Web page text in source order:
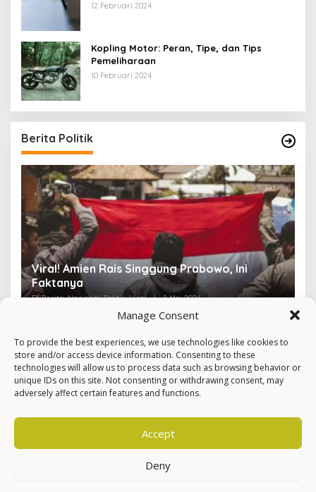
Manage Consent
To provide the best experiences, we use technologies like cookies to
store and/or access device information. Consenting to these
technologies will allow us to process data such as browsing behavior or
unique IDs on this site. Not consenting or withdrawing consent, may
adversely affect certain features and functions.
Accept
Deny
12 Februari 2024
Kopling Motor: Peran, Tipe, dan Tips
Pemeliharaan
10 Februari 2024
Berita Politik
Viral! Amien Rais Singgung Prabowo, Ini
Faktanya
Di Berita, Nasional, Politik, Viral | 2 Mei 2026 Di